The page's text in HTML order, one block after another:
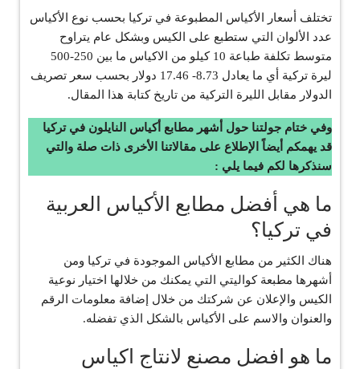
تختلف أسعار الأكياس المطبوعة في تركيا بحسب نوع الأكياس
عدد الألوان التي ستطبع على الكيس وبشكل عام يتراوح
متوسط تكلفة طباعة 10 كيلو من الاكياس ما بين 250-500
ليرة تركية أي ما يعادل 8.73- 17.46 دولار بحسب سعر تصريف
الدولار مقابل الليرة التركية من تاريخ كتابة هذا المقال.
وفي ختام جولتنا حول أشهر مطابع أكياس النايلون في تركيا
قد يهمكم أيضاً الإطلاع على مقالاتنا الأخرى ذات صلة والتي
سنذكرها لكم فيما يلي :
ما هي أفضل مطابع الأكياس العربية
في تركيا؟
هناك الكثير من مطابع الأكياس الموجودة في تركيا ومن
أشهرها مطبعة كواليتي التي يمكنك من خلالها اختيار نوعية
الكيس والإعلان عن شركتك من خلال إضافة معلومات الرقم
والعنوان والاسم على الأكياس بالشكل الذي تفضله.
ما هو افضل مصنع لانتاج اكياس